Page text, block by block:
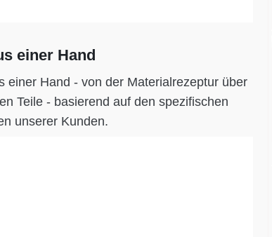
einer Hand
einer Hand - von der Materialrezeptur über
Teile - basierend auf den spezifischen
unserer Kunden.